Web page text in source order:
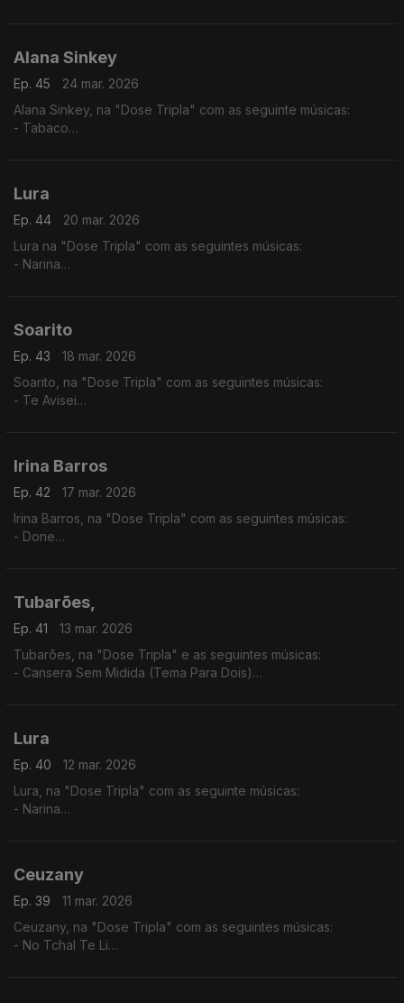
Alana Sinkey
Ep. 45
24 mar. 2026
Alana Sinkey, na "Dose Tripla" com as seguinte músicas:
- Tabaco
Lura
Ep. 44
20 mar. 2026
Lura na "Dose Tripla" com as seguintes músicas:
- Narina
Soarito
Ep. 43
18 mar. 2026
Soarito, na "Dose Tripla" com as seguintes músicas:
- Te Avisei
Irina Barros
Ep. 42
17 mar. 2026
Irina Barros, na "Dose Tripla" com as seguintes músicas:
- Done
Tubarões,
Ep. 41
13 mar. 2026
Tubarões, na "Dose Tripla" e as seguintes músicas:
- Cansera Sem Midida (Tema Para Dois)
Lura
Ep. 40
12 mar. 2026
Lura, na "Dose Tripla" com as seguinte músicas:
- Narina
Ceuzany
Ep. 39
11 mar. 2026
Ceuzany, na "Dose Tripla" com as seguintes músicas:
- No Tchal Te Li